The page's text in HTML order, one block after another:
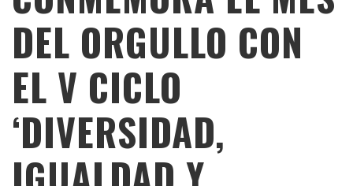
DEL ORGULLO CON
EL V CICLO
‘DIVERSIDAD,